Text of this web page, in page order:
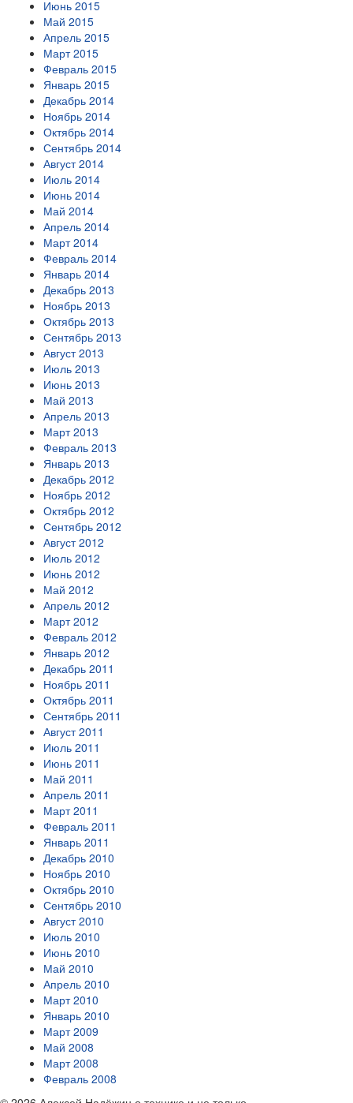
Июнь 2015
Май 2015
Апрель 2015
Март 2015
Февраль 2015
Январь 2015
Декабрь 2014
Ноябрь 2014
Октябрь 2014
Сентябрь 2014
Август 2014
Июль 2014
Июнь 2014
Май 2014
Апрель 2014
Март 2014
Февраль 2014
Январь 2014
Декабрь 2013
Ноябрь 2013
Октябрь 2013
Сентябрь 2013
Август 2013
Июль 2013
Июнь 2013
Май 2013
Апрель 2013
Март 2013
Февраль 2013
Январь 2013
Декабрь 2012
Ноябрь 2012
Октябрь 2012
Сентябрь 2012
Август 2012
Июль 2012
Июнь 2012
Май 2012
Апрель 2012
Март 2012
Февраль 2012
Январь 2012
Декабрь 2011
Ноябрь 2011
Октябрь 2011
Сентябрь 2011
Август 2011
Июль 2011
Июнь 2011
Май 2011
Апрель 2011
Март 2011
Февраль 2011
Январь 2011
Декабрь 2010
Ноябрь 2010
Октябрь 2010
Сентябрь 2010
Август 2010
Июль 2010
Июнь 2010
Май 2010
Апрель 2010
Март 2010
Январь 2010
Март 2009
Май 2008
Март 2008
Февраль 2008